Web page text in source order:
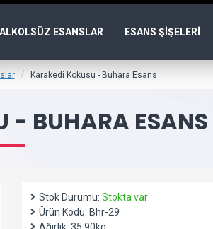
ALKOLSÜZ ESANSLAR ESANS ŞİŞELERİ
Karakedi Kokusu - Buhara Esans
- BUHARA ESANS
Stok Durumu: Stokta var
Ürün Kodu: Bhr-29